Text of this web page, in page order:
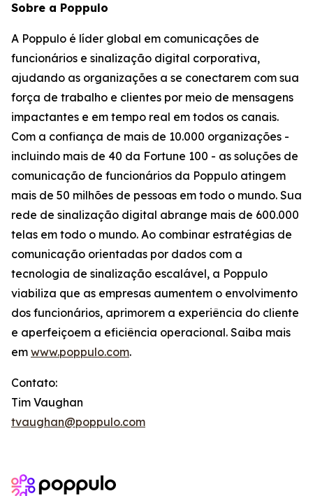
Sobre a Poppulo
A Poppulo é líder global em comunicações de
funcionários e sinalização digital corporativa,
ajudando as organizações a se conectarem com sua
força de trabalho e clientes por meio de mensagens
impactantes e em tempo real em todos os canais.
Com a confiança de mais de 10.000 organizações -
incluindo mais de 40 da Fortune 100 - as soluções de
comunicação de funcionários da Poppulo atingem
mais de 50 milhões de pessoas em todo o mundo. Sua
rede de sinalização digital abrange mais de 600.000
telas em todo o mundo. Ao combinar estratégias de
comunicação orientadas por dados com a
tecnologia de sinalização escalável, a Poppulo
viabiliza que as empresas aumentem o envolvimento
dos funcionários, aprimorem a experiência do cliente
e aperfeiçoem a eficiência operacional. Saiba mais
em www.poppulo.com.
Contato:
Tim Vaughan
tvaughan@poppulo.com